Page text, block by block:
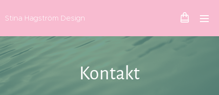
Stina Hagström Design
Kontakt